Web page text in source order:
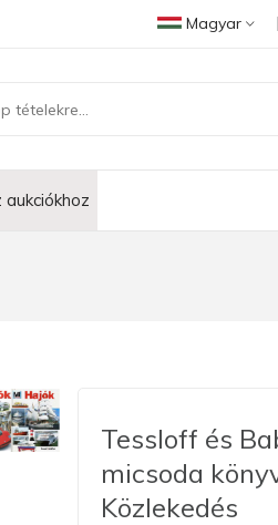
Magyar
Tessloff és
micsoda
Közlekedés